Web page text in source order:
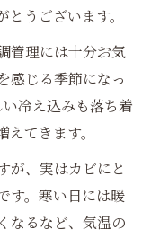
うございます。
管理には十分お気
感じる季節になっ
冷え込みも落ち着
てきます。
が、実はカビにと
す。寒い日には暖
なるなど、気温の